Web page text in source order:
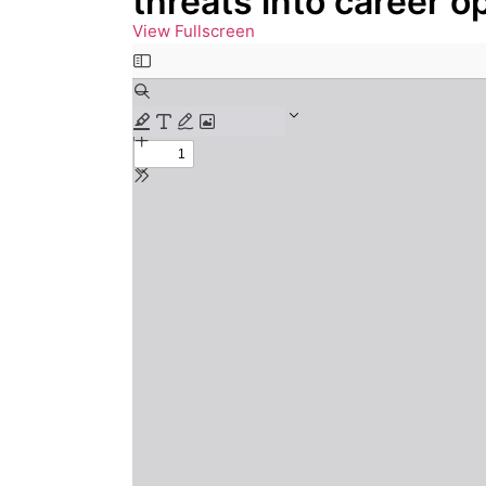
View Fullscreen